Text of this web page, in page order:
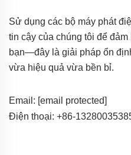
Sử dụng các bộ máy phát
tin cậy của chúng tôi để
bạn—đây là giải pháp ổn
vừa hiệu quả vừa bền bỉ.
Email: [email protected]
Điện thoại: +86-